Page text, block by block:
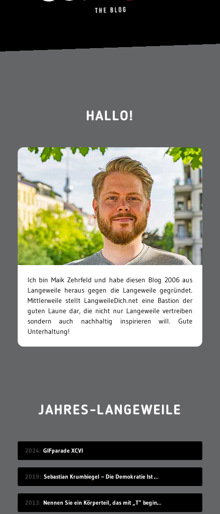
HALLO!
Ich bin Maik Zehrfeld und habe diesen Blog 2006 aus
Langeweile heraus gegen die Langeweile gegründet.
Mittlerweile stellt LangweileDich.net eine Bastion der
guten Laune dar, die nicht nur Langeweile vertreiben
sondern auch nachhaltig inspirieren will. Gute
Unterhaltung!
JAHRES-LANGEWEILE
2024 GIFparade XCVI
2019 Sebastian Krumbiegel – Die Demokratie Ist Weiblich
2013 Nennen Sie ein Körperteil, das mit „T“ beginnt